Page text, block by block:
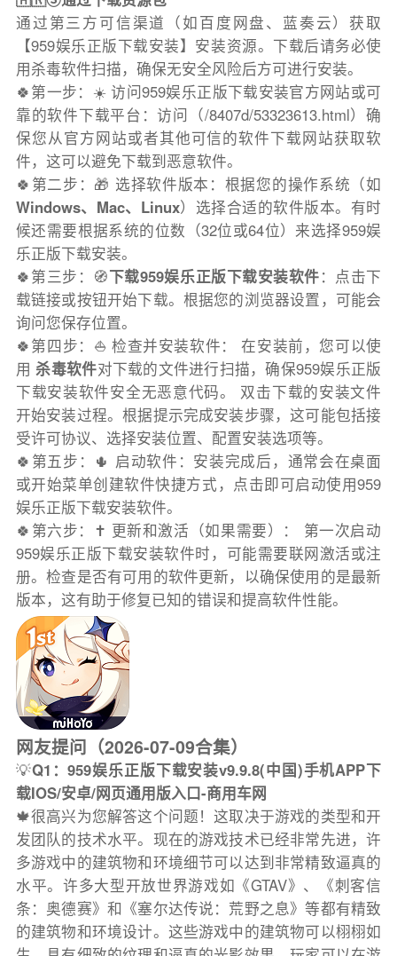
通过第三方可信渠道（如百度网盘、蓝奏云）获取
【959娱乐正版下载安装】安装资源。下载后请务必使
用杀毒软件扫描，确保无安全风险后方可进行安装。
🍀第一步：☀️ 访问959娱乐正版下载安装官方网站或可
靠的软件下载平台：访问（/8407d/53323613.html）确
保您从官方网站或者其他可信的软件下载网站获取软
件，这可以避免下载到恶意软件。
🍀第二步：🎁 选择软件版本：根据您的操作系统（如
Windows、Mac、Linux）选择合适的软件版本。有时
候还需要根据系统的位数（32位或64位）来选择959娱
乐正版下载安装。
🍀第三步：🧭下载959娱乐正版下载安装软件：点击下
载链接或按钮开始下载。根据您的浏览器设置，可能会
询问您保存位置。
🍀第四步：⛵️ 检查并安装软件： 在安装前，您可以使
用杀毒软件对下载的文件进行扫描，确保959娱乐正版
下载安装软件安全无恶意代码。 双击下载的安装文件
开始安装过程。根据提示完成安装步骤，这可能包括接
受许可协议、选择安装位置、配置安装选项等。
🍀第五步：🌵 启动软件：安装完成后，通常会在桌面
或开始菜单创建软件快捷方式，点击即可启动使用959
娱乐正版下载安装软件。
🍀第六步：✝️ 更新和激活（如果需要）： 第一次启动
959娱乐正版下载安装软件时，可能需要联网激活或注
册。检查是否有可用的软件更新，以确保使用的是最新
版本，这有助于修复已知的错误和提高软件性能。
网友提问（2026-07-09合集）
💡Q1：959娱乐正版下载安装v9.9.8(中国)手机APP下
载IOS/安卓/网页通用版入口-商用车网
🍁很高兴为您解答这个问题！这取决于游戏的类型和开
发团队的技术水平。现在的游戏技术已经非常先进，许
多游戏中的建筑物和环境细节可以达到非常精致逼真的
水平。许多大型开放世界游戏如《GTAV》、《刺客信
条：奥德赛》和《塞尔达传说：荒野之息》等都有精致
的建筑物和环境设计。这些游戏中的建筑物可以栩栩如